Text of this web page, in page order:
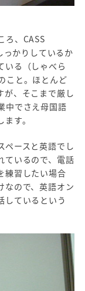
ろ、CASS
かりしているか
いる（しゃべら
こと。ほとんど
、そこまで厳し
中でさえ母国語
す。
ペースと英語でし
ているので、電話
練習したい場合
なので、英語オン
しているという